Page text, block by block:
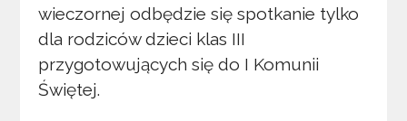
wieczornej odbędzie się spotkanie tylko
dla rodziców dzieci klas III
przygotowujących się do I Komunii
Świętej.